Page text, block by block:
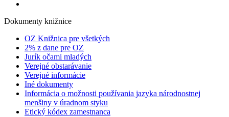
Dokumenty knižnice
OZ Knižnica pre všetkých
2% z dane pre OZ
Jurík očami mladých
Verejné obstarávanie
Verejné informácie
Iné dokumenty
Informácia o možnosti používania jazyka národnostnej
menšiny v úradnom styku
Etický kódex zamestnanca